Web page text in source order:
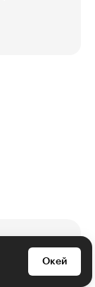
время,
Окей